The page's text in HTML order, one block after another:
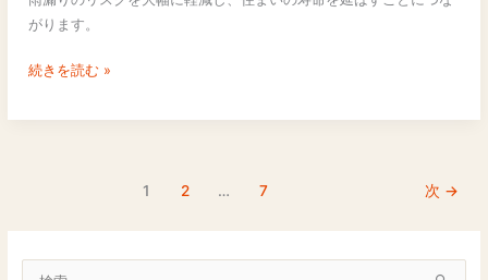
がります。
前
検
続きを読む »
1 2 … 7 次 →